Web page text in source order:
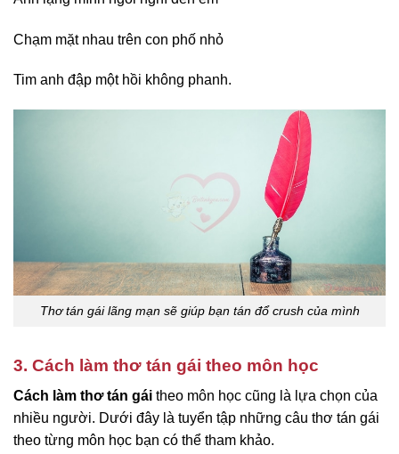
Chạm mặt nhau trên con phố nhỏ
Tim anh đập một hồi không phanh.
Thơ tán gái lãng mạn sẽ giúp bạn tán đổ crush của mình
3. Cách làm thơ tán gái theo môn học
Cách làm thơ tán gái theo môn học cũng là lựa chọn của
nhiều người. Dưới đây là tuyển tập những câu thơ tán gái
theo từng môn học bạn có thể tham khảo.